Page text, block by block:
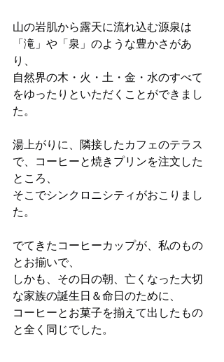
山の岩肌から露天に流れ込む源泉は
「滝」や「泉」のような豊かさがあ
り、
自然界の木・火・土・金・水のすべて
をゆったりといただくことができまし
た。
湯上がりに、隣接したカフェのテラス
で、コーヒーと焼きプリンを注文した
ところ、
そこでシンクロニシティがおこりまし
た。
でてきたコーヒーカップが、私のもの
とお揃いで、
しかも、その日の朝、亡くなった大切
な家族の誕生日＆命日のために、
コーヒーとお菓子を揃えて出したもの
と全く同じでした。